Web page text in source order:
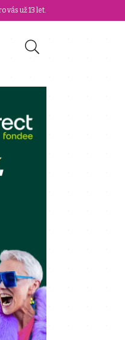
vás už 13 let.